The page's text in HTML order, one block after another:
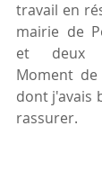
travail en
mairie de
et deux
Moment
dont j'avais
rassurer.